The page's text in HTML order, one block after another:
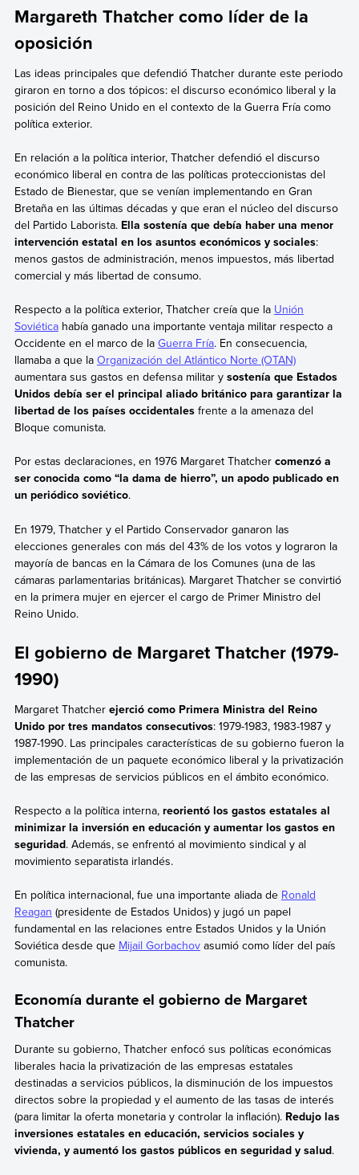
Margareth Thatcher como líder de la
oposición
Las ideas principales que defendió Thatcher durante este periodo
giraron en torno a dos tópicos: el discurso económico liberal y la
posición del Reino Unido en el contexto de la Guerra Fría como
política exterior.
En relación a la política interior, Thatcher defendió el discurso
económico liberal en contra de las políticas proteccionistas del
Estado de Bienestar, que se venían implementando en Gran
Bretaña en las últimas décadas y que eran el núcleo del discurso
del Partido Laborista. Ella sostenía que debía haber una menor
intervención estatal en los asuntos económicos y sociales:
menos gastos de administración, menos impuestos, más libertad
comercial y más libertad de consumo.
Respecto a la política exterior, Thatcher creía que la Unión
Soviéticahabía ganado una importante ventaja militar respecto a
Occidente en el marco de la Guerra Fría. En consecuencia,
llamaba a que la Organización del Atlántico Norte (OTAN)
aumentara sus gastos en defensa militar ysostenía que Estados
Unidos debía ser el principal aliado británico para garantizar la
libertad de los países occidentales frente a la amenaza del
Bloque comunista.
Por estas declaraciones, en 1976 Margaret Thatcher comenzó a
ser conocida como “la dama de hierro”, un apodo publicado en
un periódico soviético.
En 1979, Thatcher y el Partido Conservador ganaron las
elecciones generales con más del 43% de los votos y lograron la
mayoría de bancas en la Cámara de los Comunes (una de las
cámaras parlamentarias británicas). Margaret Thatcher se convirtió
en la primera mujer en ejercer el cargo de Primer Ministro del
Reino Unido.
El gobierno de Margaret Thatcher (1979-
1990)
Margaret Thatcher ejerció como Primera Ministra del Reino
Unido por tres mandatos consecutivos: 1979-1983, 1983-1987 y
1987-1990. Las principales características de su gobierno fueron la
implementación de un paquete económico liberal y la privatización
de las empresas de servicios públicos en el ámbito económico.
Respecto a la política interna, reorientó los gastos estatales al
minimizar la inversión en educación y aumentar los gastos en
seguridad. Además, se enfrentó al movimiento sindical y al
movimiento separatista irlandés.
En política internacional, fue una importante aliada de Ronald
Reagan (presidente de Estados Unidos) y jugó un papel
fundamental en las relaciones entre Estados Unidos y la Unión
Soviética desde que Mijail Gorbachovasumió como líder del país
comunista.
Economía durante el gobierno de Margaret
Thatcher
Durante su gobierno, Thatcher enfocó sus políticas económicas
liberales hacia la privatización de las empresas estatales
destinadas a servicios públicos, la disminución de los impuestos
directos sobre la propiedad y el aumento de las tasas de interés
(para limitar la oferta monetaria y controlar la inflación). Redujo las
inversiones estatales en educación, servicios sociales y
vivienda, y aumentó los gastos públicos en seguridad y salud.